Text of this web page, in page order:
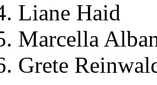
Liane Haid
Marcella
Grete